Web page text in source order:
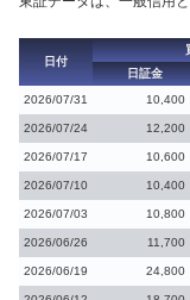
日付
日証金
2026/07/31
10,400
2026/07/24 12,200
2026/07/17 10,600
2026/07/10 10,400
2026/07/03 10,800
2026/06/26 11,700
2026/06/19 24,800